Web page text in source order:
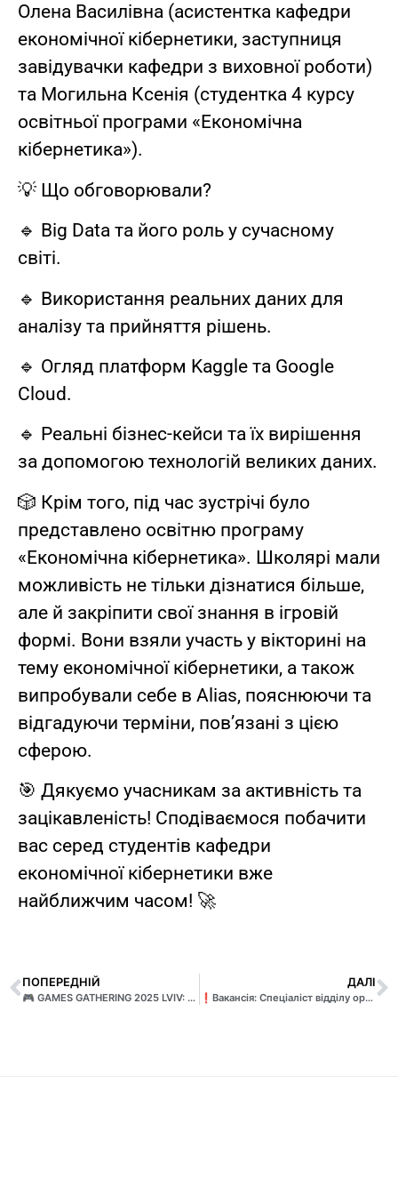
Олена Василівна (асистентка кафедри
економічної кібернетики, заступниця
завідувачки кафедри з виховної роботи)
та Могильна Ксенія (студентка 4 курсу
освітньої програми «Економічна
кібернетика»).
💡 Що обговорювали?
🔹 Big Data та його роль у сучасному
світі.
🔹 Використання реальних даних для
аналізу та прийняття рішень.
🔹 Огляд платформ Kaggle та Google
Cloud.
🔹 Реальні бізнес-кейси та їх вирішення
за допомогою технологій великих даних.
🎲 Крім того, під час зустрічі було
представлено освітню програму
«Економічна кібернетика». Школярі мали
можливість не тільки дізнатися більше,
але й закріпити свої знання в ігровій
формі. Вони взяли участь у вікторині на
тему економічної кібернетики, а також
випробували себе в Alias, пояснюючи та
відгадуючи терміни, пов’язані з цією
сферою.
🎯 Дякуємо учасникам за активність та
зацікавленість! Сподіваємося побачити
вас серед студентів кафедри
економічної кібернетики вже
найближчим часом! 🚀
ПОПЕРЕДНІЙ
🎮 GAMES GATHERING 2025 LVIV: штучний інтелект у геймдеві
ДАЛІ
❗Вакансія: Спеціаліст відділу організаційно-інформаційної роботи